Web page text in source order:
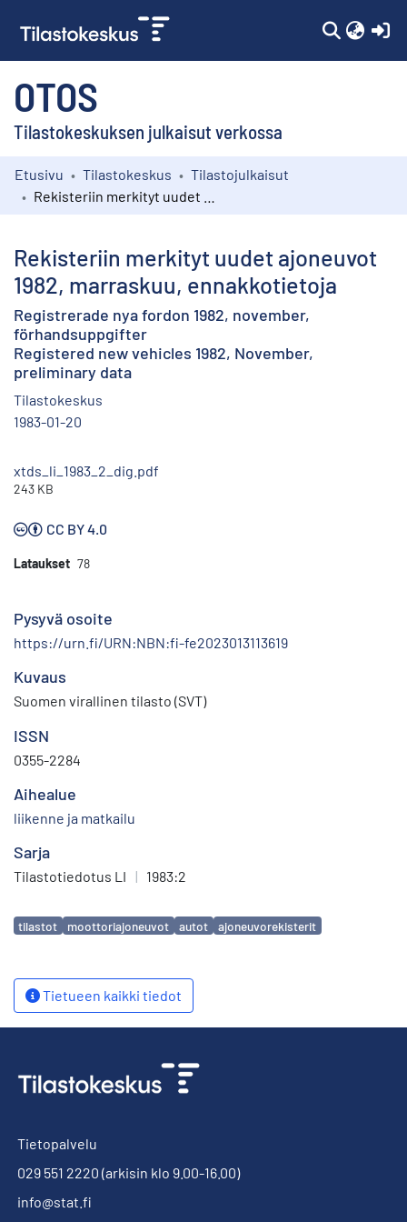
OTOS
Tilastokeskuksen julkaisut verkossa
Kokoelmat
Etusivu Tilastokeskus
Tilastojulkaisut
Rekisteriin merkityt uudet ajoneuvot
1982, marraskuu, ennakkotietoja
Registrerade nya fordon 1982, november,
förhandsuppgifter
Registered new vehicles 1982, November,
preliminary data
Tilastokeskus
1983-01-20
xtds_li_1983_2_dig.pdf
243 KB
CC BY 4.0
Lataukset 78
Pysyvä osoite
https://urn.fi/URN:NBN:fi-fe2023013113619
Kuvaus
Suomen virallinen tilasto (SVT)
ISSN
0355-2284
Aihealue
liikenne ja matkailu
Sarja
Tilastotiedotus LI | 1983:2
Avainsanat
tilastot moottoriajoneuvot autot ajoneuvorekisterit
Tietueen kaikki tiedot
Tietopalvelu
029 551 2220 (arkisin klo 9.00-16.00)
info@stat.fi